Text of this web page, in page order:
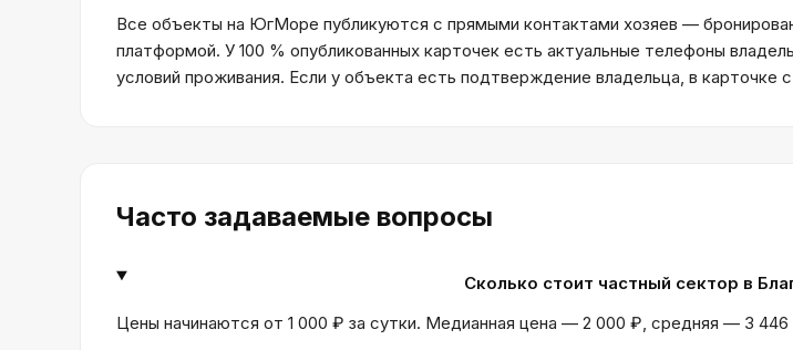
Все объекты на ЮгМоре публикуются с прямыми контактами хозяев —
платформой. У 100 % опубликованных карточек есть актуальные телефоны
условий проживания. Если у объекта есть подтверждение владельца, в
Часто задаваемые вопросы
Сколько стоит частный сектор в
Цены начинаются от 1 000 ₽ за сутки. Медианная цена — 2 000 ₽, средняя — 3